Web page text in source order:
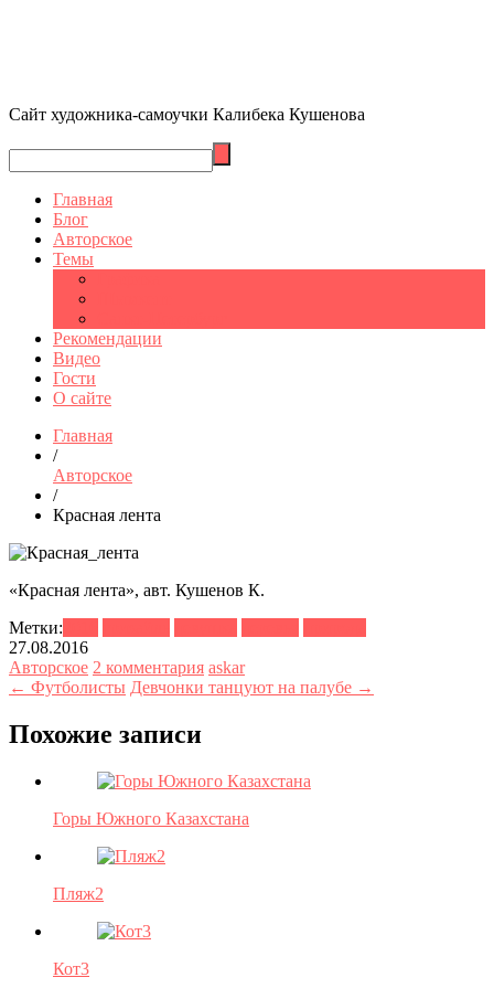
Сайт художника-самоучки Калибека Кушенова
Главная
Блог
Авторское
Темы
Рекомендации
Видео
Гости
О сайте
Главная
/
Авторское
/
Красная лента
«Красная лента», авт. Кушенов К.
Метки:
27.08.2016
Авторское 2 комментария askar
← Футболисты Девчонки танцуют на палубе →
Похожие записи
Горы Южного Казахстана
Пляж2
Кот3